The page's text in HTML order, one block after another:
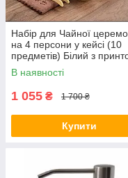
Набір для Чайної
на 4 персони у кейсі (10
предметів) Білий з
В наявності
1 055 ₴ 1 700 ₴
Купити